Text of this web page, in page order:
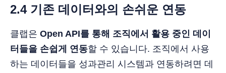
2.4 기존 데이터와의 손쉬운 연동
클랩은 Open API를 통해 조직에서 활용 중인 데이
터들을 손쉽게 연동할 수 있습니다. 조직에서 사용
하는 데이터들을 성과관리 시스템과 연동하려면 데